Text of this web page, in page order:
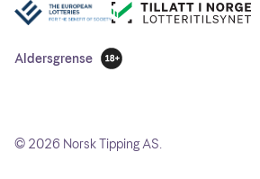
Aldersgrense
18 år
© 2026 Norsk Tipping AS.